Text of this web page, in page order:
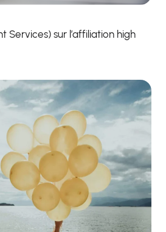
Services) sur l’affiliation high